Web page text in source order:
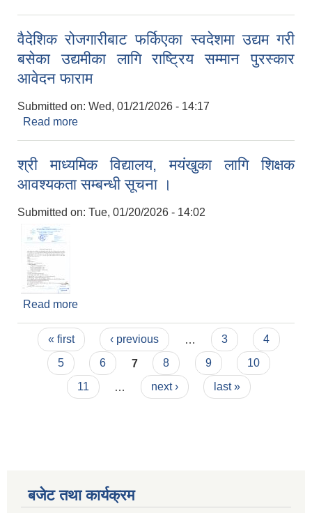
वैदेशिक रोजगारीबाट फर्किएका स्वदेशमा उद्यम गरी
बसेका उद्यमीका लागि राष्ट्रिय सम्मान पुरस्कार
आवेदन फाराम
Submitted on: Wed, 01/21/2026 - 14:17
Read more
श्री माध्यमिक विद्यालय, मयंखुका लागि शिक्षक
आवश्यकता सम्बन्धी सूचना ।
Submitted on: Tue, 01/20/2026 - 14:02
Read more
Pages
« first ‹ previous 3
4
5
6 7 8 9
10
11
next › last »
बजेट तथा कार्यक्रम